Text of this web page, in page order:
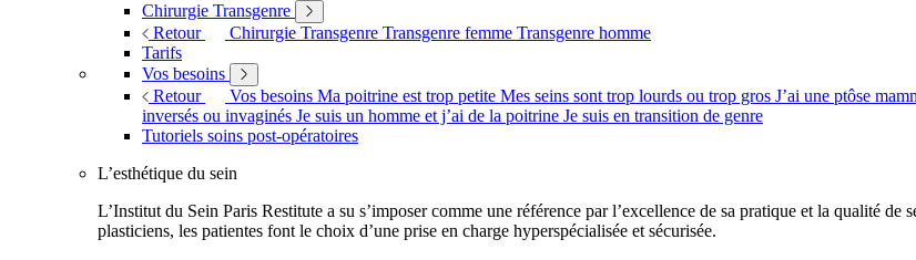
Chirurgie Transgenre
Retour
Chirurgie Transgenre Transgenre femme Transgenre homme
Tarifs
Vos besoins
Retour
Vos besoins Ma poitrine est trop petite Mes seins sont trop lourds ou trop gros J’ai une ptôse
inversés ou invaginés Je suis un homme et j’ai de la poitrine Je suis en transition de genre
Tutoriels soins post-opératoires
L’esthétique du sein
L’Institut du Sein Paris Restitute a su s’imposer comme une référence par l’excellence de sa pratique et la qualité
plasticiens, les patientes font le choix d’une prise en charge hyperspécialisée et sécurisée.